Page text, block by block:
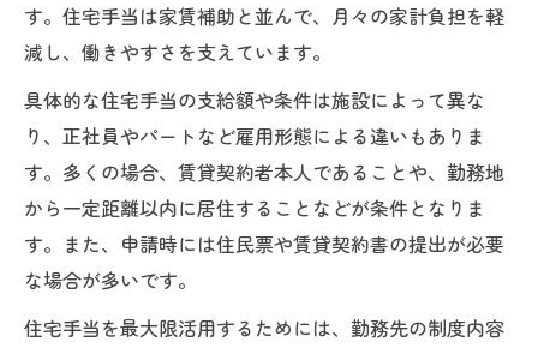
す。住宅手当は家賃補助と並んで、月々の家計負担を軽
減し、働きやすさを支えています。
具体的な住宅手当の支給額や条件は施設によって異な
り、正社員やパートなど雇用形態による違いもありま
す。多くの場合、賃貸契約者本人であることや、勤務地
から一定距離以内に居住することなどが条件となりま
す。また、申請時には住民票や賃貸契約書の提出が必要
な場合が多いです。
住宅手当を最大限活用するためには、勤務先の制度内容